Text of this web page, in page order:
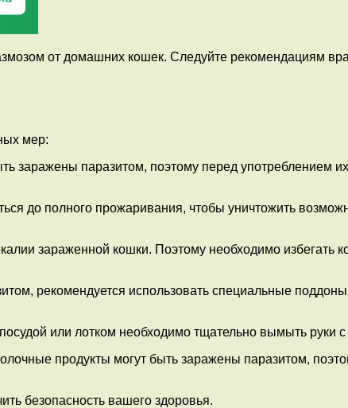
от домашних кошек. Следуйте рекомендациям
мер:
заражены паразитом, поэтому перед употреблением
до полного прожаривания, чтобы уничтожить
зараженной кошки. Поэтому необходимо избегать
рекомендуется использовать специальные
или лотком необходимо тщательно вымыть руки
продукты могут быть заражены паразитом,
безопасность вашего здоровья.